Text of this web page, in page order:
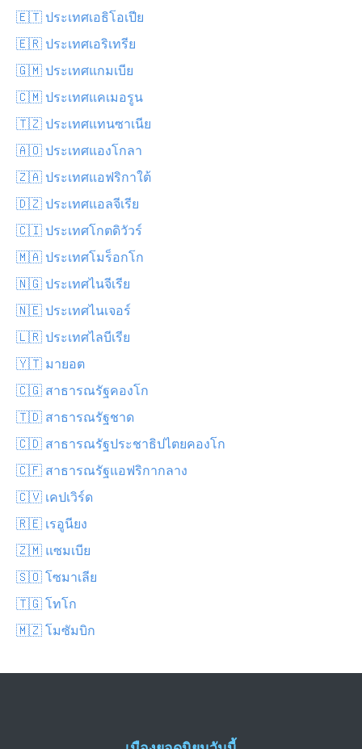
🇪🇹 ประเทศเอธิโอเปีย
🇪🇷 ประเทศเอริเทรีย
🇬🇲 ประเทศแกมเบีย
🇨🇲 ประเทศแคเมอรูน
🇹🇿 ประเทศแทนซาเนีย
🇦🇴 ประเทศแองโกลา
🇿🇦 ประเทศแอฟริกาใต้
🇩🇿 ประเทศแอลจีเรีย
🇨🇮 ประเทศโกตดิวัวร์
🇲🇦 ประเทศโมร็อกโก
🇳🇬 ประเทศไนจีเรีย
🇳🇪 ประเทศไนเจอร์
🇱🇷 ประเทศไลบีเรีย
🇾🇹 มายอต
🇨🇬 สาธารณรัฐคองโก
🇹🇩 สาธารณรัฐชาด
🇨🇩 สาธารณรัฐประชาธิปไตยคองโก
🇨🇫 สาธารณรัฐแอฟริกากลาง
🇨🇻 เคปเวิร์ด
🇷🇪 เรอูนียง
🇿🇲 แซมเบีย
🇸🇴 โซมาเลีย
🇹🇬 โทโก
🇲🇿 โมซัมบิก